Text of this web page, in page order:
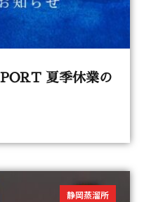
夏季休業の
静岡蒸溜所